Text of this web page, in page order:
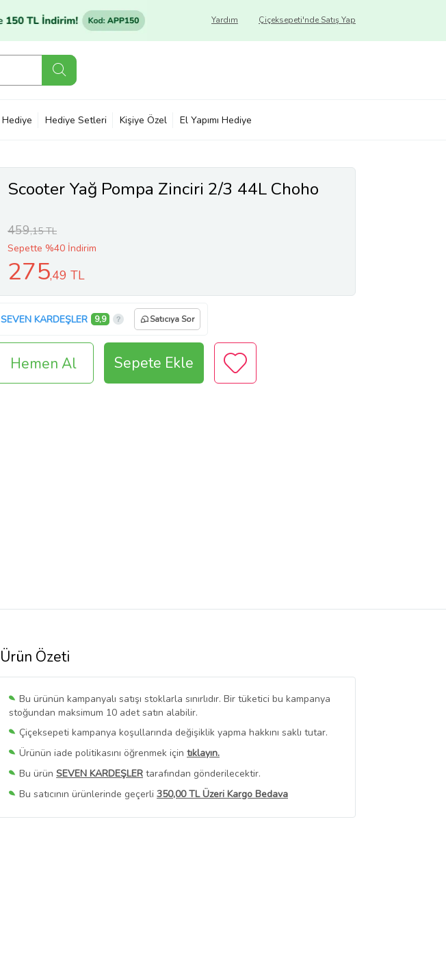
Çiçeksepeti'nde Satış Yap
Yardım
Hediye Hediye Setleri Kişiye Özel El Yapımı Hediye
Scooter Yağ Pompa Zinciri 2/3 44L Choho
459,15 TL
Sepette %40 İndirim
275,49 TL
SEVEN KARDEŞLER 9,9 Satıcıya Sor
Hemen Al Sepete Ekle
Ürün Özeti
Bu ürünün kampanyalı satışı stoklarla sınırlıdır. Bir tüketici bu kampanya
stoğundan maksimum 10 adet satın alabilir.
Çiçeksepeti kampanya koşullarında değişiklik yapma hakkını saklı tutar.
Ürünün iade politikasını öğrenmek için tıklayın.
Bu ürün SEVEN KARDEŞLER tarafından gönderilecektir.
Bu satıcının ürünlerinde geçerli 350,00 TL Üzeri Kargo Bedava
Bu SatıcınınTüm Ürünlerini Görüntüle